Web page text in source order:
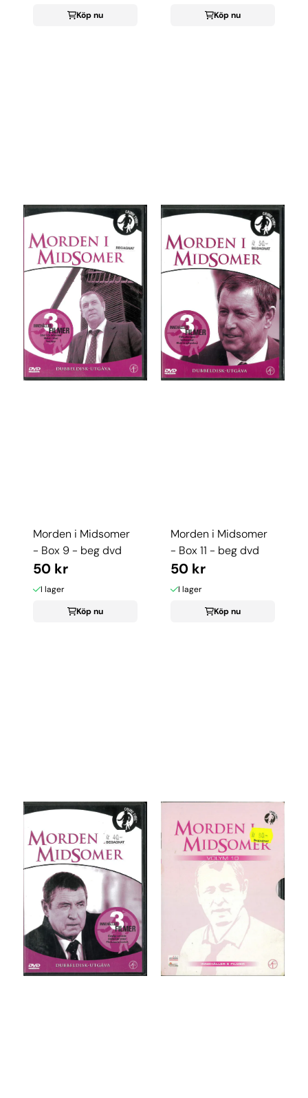
Köp nu
Köp nu
Morden i Midsomer
- Box 9 - beg dvd
50 kr
I lager
Köp nu
Morden i Midsomer
- Box 11 - beg dvd
50 kr
I lager
Köp nu